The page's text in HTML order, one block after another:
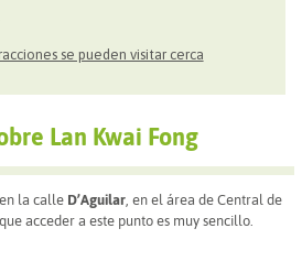
se pueden visitar cerca
Lan Kwai Fong
la calle D’Aguilar , en el área de Central de
acceder a este punto es muy sencillo.